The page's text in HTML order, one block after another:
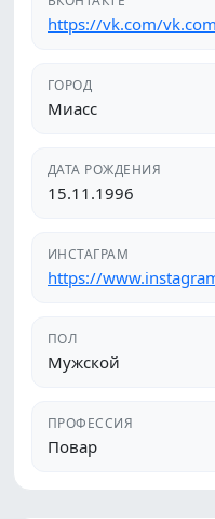
https://vk.com/
ГОРОД
Миасс
ДАТА РОЖДЕНИЯ
15.11.1996
ИНСТАГРАМ
https://
ПОЛ
Мужской
ПРОФЕССИЯ
Повар